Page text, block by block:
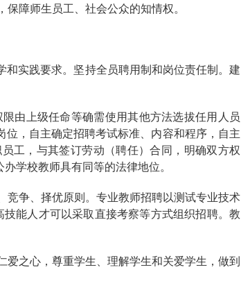
障师生员工、社会公众的知情权。
和实践要求。坚持全员聘用制和岗位责任制。建
由上级任命等确需使用其他方法选拔任用人员
，自主确定招聘考试标准、内容和程序，自主
工，与其签订劳动（聘任）合同，明确双方权
学校教师具有同等的法律地位。
竞争、择优原则。专业教师招聘以测试专业技术
能人才可以采取直接考察等方式组织招聘。教
之心，尊重学生、理解学生和关爱学生，做到